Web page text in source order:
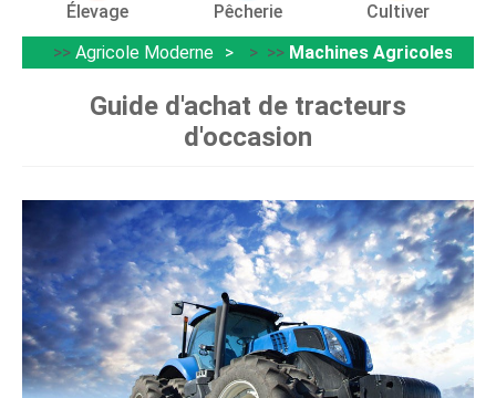
Élevage Pêcherie
Cultiver
>> Agricole Moderne > >> Machines Agricoles
Guide d'achat de tracteurs
d'occasion